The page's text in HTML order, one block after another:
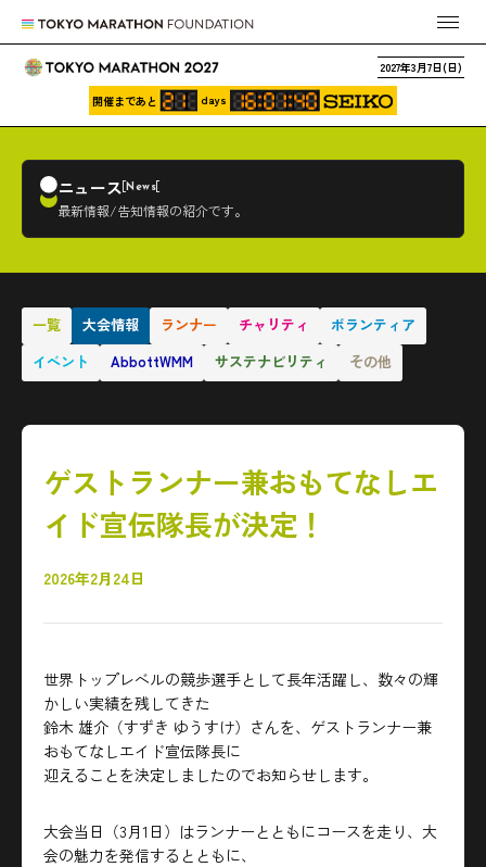
2027年3月7日(日)
開催まであと days
ニュース News
最新情報/告知情報の紹介です。
一覧 大会情報 ランナー チャリティ
ボランティア
イベント
AbbottWMM サステナビリティ その他
ゲストランナー兼おもてなしエ
イド宣伝隊長が決定！
2026年2月24日
世界トップレベルの競歩選手として長年活躍し、数々の輝
かしい実績を残してきた
鈴木 雄介（すずき ゆうすけ）さんを、ゲストランナー兼
おもてなしエイド宣伝隊長に
迎えることを決定しましたのでお知らせします。
大会当日（3月1日）はランナーとともにコースを走り、大
会の魅力を発信するとともに、